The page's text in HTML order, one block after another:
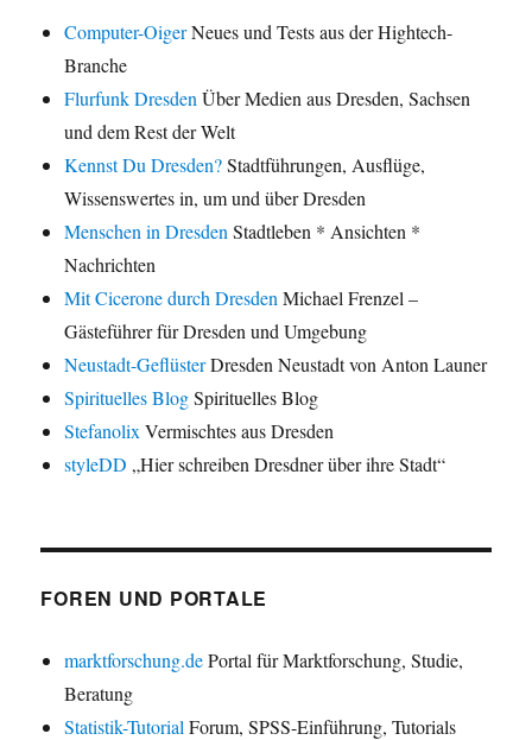
Computer-OigerNeues und Tests aus der Hightech-
Branche
Flurfunk Dresden Über Medien aus Dresden, Sachsen
und dem Rest der Welt
Kennst Du Dresden?Stadtführungen, Ausflüge,
Wissenswertes in, um und über Dresden
Menschen in Dresden Stadtleben * Ansichten *
Nachrichten
Mit Cicerone durch Dresden Michael Frenzel –
Gästeführer für Dresden und Umgebung
Neustadt-GeflüsterDresden Neustadt von Anton Launer
Spirituelles BlogSpirituelles Blog
Stefanolix Vermischtes aus Dresden
styleDD „Hier schreiben Dresdner über ihre Stadt“
FOREN UND PORTALE
marktforschung.dePortal für Marktforschung, Studie,
Beratung
Statistik-Tutorial Forum, SPSS-Einführung, Tutorials